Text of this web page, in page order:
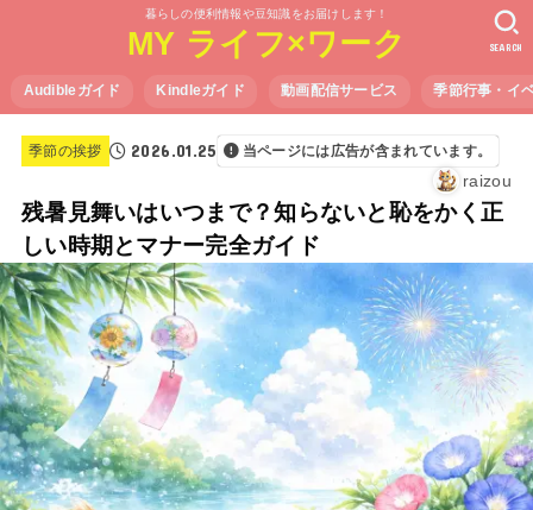
暮らしの便利情報や豆知識をお届けします！
MY ライフ×ワーク
Audibleガイド Kindleガイド 動画配信サービス 季節行事・イ
SEARCH
季節の挨拶 2026.01.25 当ページには広告が含まれています。
raizou
残暑見舞いはいつまで？知らないと恥をかく正
しい時期とマナー完全ガイド